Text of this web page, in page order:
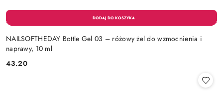
NAILSOFTHEDAY Bottle Gel 03 – różowy żel do wzmocnienia i
naprawy, 10 ml
Cena:
43.20